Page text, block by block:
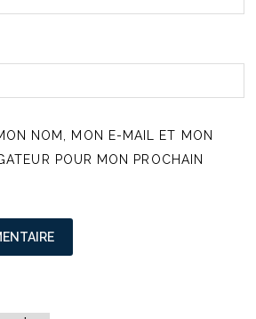
NOM, MON E-MAIL ET MON
POUR MON PROCHAIN